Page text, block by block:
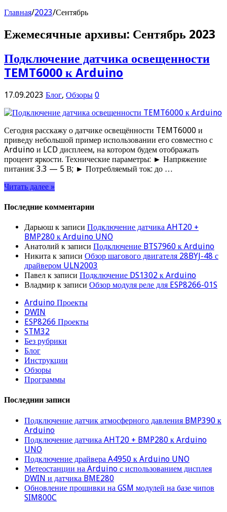
Главная/2023/Сентябрь
Ежемесячные архивы: Сентябрь 2023
Подключение датчика освещенности
TEMT6000 к Arduino
17.09.2023 Блог, Обзоры 0
Сегодня расскажу о датчике освещённости TEMT6000 и
приведу небольшой пример использовании его совместно с
Arduino и LCD дисплеем, на котором будем отображать
процент яркости. Технические параметры: ► Напряжение
питания: 3.3 — 5 В; ► Потребляемый ток: до …
Читать далее »
Последние комментарии
Дарьюш к записи Подключение датчика AHT20 +
BMP280 к Arduino UNO
Анатолий к записи Подключение BTS7960 к Arduino
Никита к записи Обзор шагового двигателя 28BYJ-48 с
драйвером ULN2003
Павел к записи Подключение DS1302 к Arduino
Владмир к записи Обзор модуля реле для ESP8266-01S
Arduino Проекты
DWIN
ESP8266 Проекты
STM32
Без рубрики
Блог
Инструкции
Обзоры
Программы
Последнии записи
Подключение датчик атмосферного давления BMP390 к
Arduino
Подключение датчика AHT20 + BMP280 к Arduino
UNO
Подключение драйвера A4950 к Arduino UNO
Метеостанции на Arduino с использованием дисплея
DWIN и датчика BME280
Обновление прошивки на GSM модулей на базе чипов
SIM800C